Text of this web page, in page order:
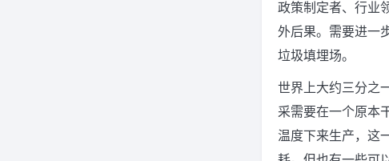
政策制定者、行业
外后果。需要进一
垃圾填埋场。
世界上大约三分之
采需要在一个原本
温度下来生产，这